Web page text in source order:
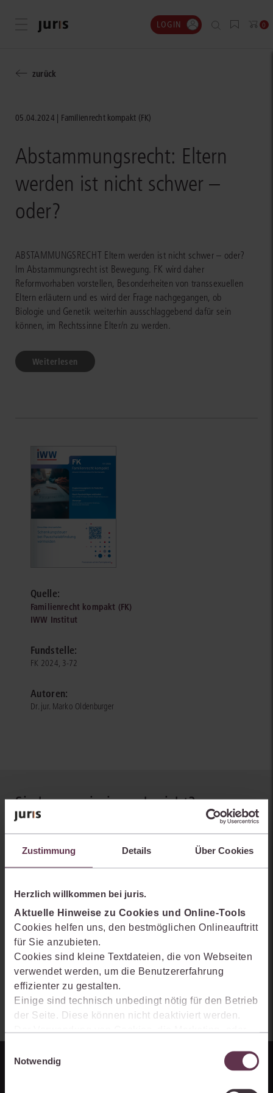
Zustimmung Details Über Cookies
Herzlich willkommen bei juris.
Aktuelle Hinweise zu Cookies und Online-Tools
Cookies helfen uns, den bestmöglichen Onlineauftritt
für Sie anzubieten.
Cookies sind kleine Textdateien, die von Webseiten
verwendet werden, um die Benutzererfahrung
effizienter zu gestalten.
Einige sind technisch unbedingt nötig für den Betrieb
der Seite. Diese können nicht deaktiviert werden.
Der Verwendung von Cookies, die Marketing- oder
Produkte zu optimieren, können Sie zustimmen,
indem Sie auf „Alles akzeptieren“ klicken. Mit Ihrer
Notwendig
Menü öffnen LOGIN 0
zurück
05.04.2024 Familienrecht kompakt (FK)
Abstammungsrecht: Eltern
werden ist nicht schwer –
oder?
ABSTAMMUNGSRECHT Eltern werden ist nicht schwer – oder?
Im Abstammungsrecht ist Bewegung. FK wird daher
Reformvorhaben vorstellen, Besonderheiten von transsexuellen
Eltern erläutern und es wird der Frage nach­gegangen, ob
Biologie und Genetik weiterhin ausschlaggebend dafür sein
können, im Rechtssinne Elter/n zu werden.
Weiterlesen
Quelle:
Familienrecht kompakt (FK)
IWW Institut
Fundstelle:
FK 2024, 3-72
Autoren:
Dr. jur. Marko Oldenburger
Sie kennen juris noch nicht?
Möglichkeiten Ihnen das juris Portal bietet und wie mit juris Ihre
Arbeitsprozesse einfacher und effizienter werden.